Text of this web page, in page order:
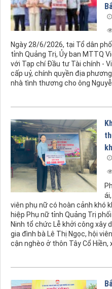
Ngày 28/6/2026, tại Tổ dân
tỉnh Quảng Trị, Ủy ban MTTQ
với Tạp chí Đầu tư Tài chính -
cấp uỷ, chính quyền địa
nhà tình thương cho ông
viên phụ nữ có hoàn cảnh khó
hiệp Phụ nữ tỉnh Quảng Trị
Ninh tổ chức Lễ khởi công xây
gia đình bà Lê Thị Ngọc, hội
cận nghèo ở thôn Tây Cổ Hiền,